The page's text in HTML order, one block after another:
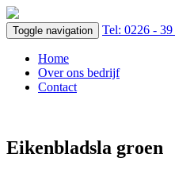
Toggle navigation Tel: 0226 - 39
Home
Over ons bedrijf
Contact
Eikenbladsla groen